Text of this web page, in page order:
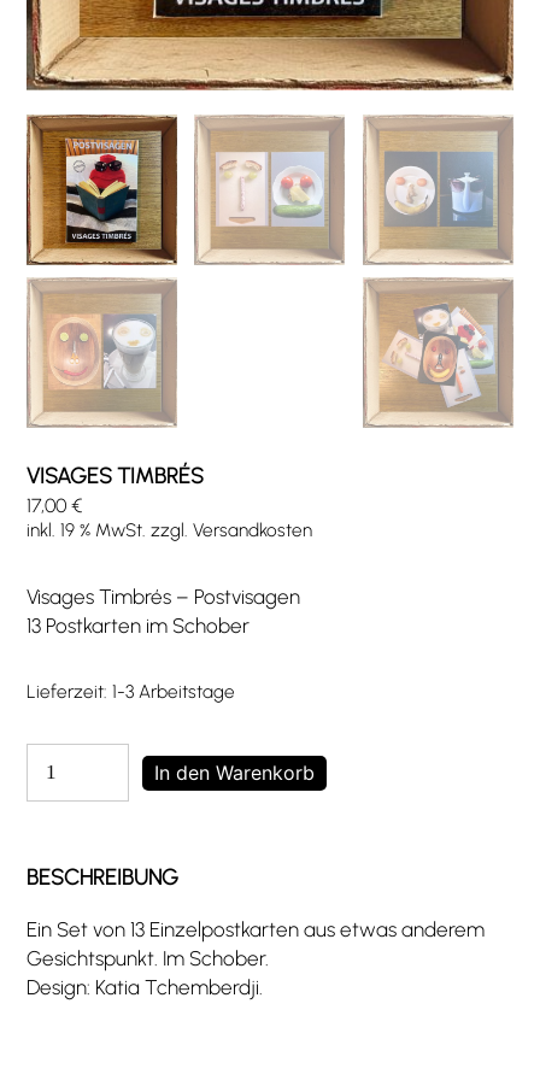
VISAGES TIMBRÉS
17,00€
inkl. 19 % MwSt. zzgl.Versandkosten
Visages Timbrés – Postvisagen
13 Postkarten im Schober
Lieferzeit:1-3 Arbeitstage
Timbrés
In den Warenkorb
BESCHREIBUNG
Ein Set von 13 Einzelpostkarten aus etwas anderem
Gesichtspunkt. Im Schober.
Design: Katia Tchemberdji.